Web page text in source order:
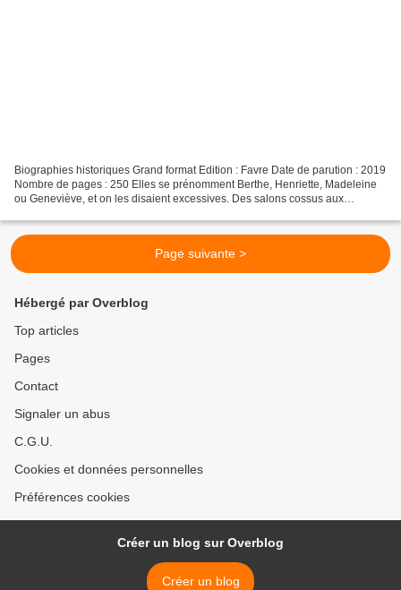
Biographies historiques Grand format Edition : Favre Date de parution : 2019
Nombre de pages : 250 Elles se prénomment Berthe, Henriette, Madeleine
ou Geneviève, et on les disaient excessives. Des salons cossus aux
Page suivante >
Hébergé par Overblog
Top articles
Pages
Contact
Signaler un abus
C.G.U.
Cookies et données personnelles
Préférences cookies
Créer un blog sur Overblog
Créer un blog